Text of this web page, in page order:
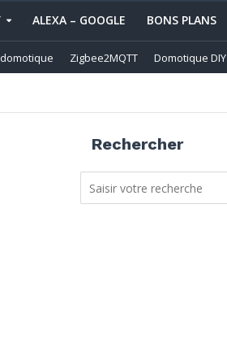
ALEXA – GOOGLE BONS PLANS
Zigbee2MQTT Domotique DIY
Rechercher